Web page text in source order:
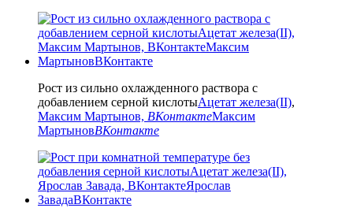
Рост из сильно охлажденного раствора с
добавлением серной кислотыАцетат железа(II),
Максим Мартынов, ВКонтактеМаксим
МартыновВКонтакте